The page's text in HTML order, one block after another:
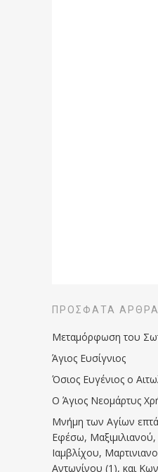
ΠΡΌΣΦΑΤΑ ΆΡΘΡΑ
Μεταμόρφωση του
Άγιος Ευσίγνιος
Όσιος Ευγένιος ο
Ο Άγιος Νεομάρτυς
Μνήμη των Aγίων
Eφέσω,
Iαμβλίχου,
Aντωνίνου (1), και